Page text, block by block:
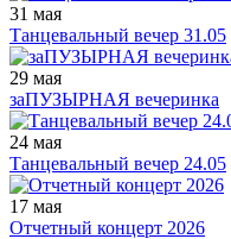
31 мая
Танцевальный вечер 31.05
29 мая
заПУЗЫРНАЯ вечеринка
24 мая
Танцевальный вечер 24.05
17 мая
Отчетный концерт 2026